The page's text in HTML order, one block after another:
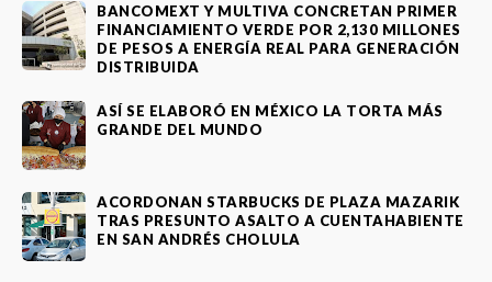
BANCOMEXT Y MULTIVA CONCRETAN PRIMER
FINANCIAMIENTO VERDE POR 2,130 MILLONES
DE PESOS A ENERGÍA REAL PARA GENERACIÓN
DISTRIBUIDA
ASÍ SE ELABORÓ EN MÉXICO LA TORTA MÁS
GRANDE DEL MUNDO
ACORDONAN STARBUCKS DE PLAZA MAZARIK
TRAS PRESUNTO ASALTO A CUENTAHABIENTE
EN SAN ANDRÉS CHOLULA